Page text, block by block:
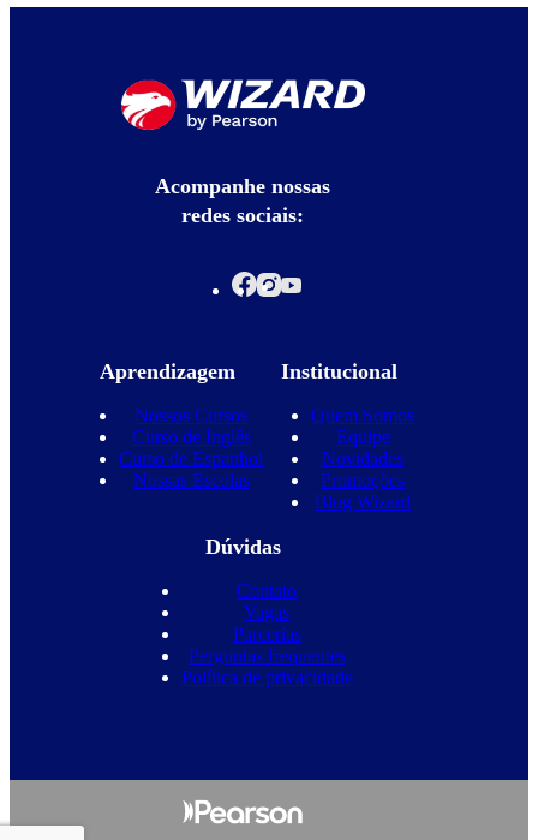
Acompanhe nossas
redes sociais:
Aprendizagem
Nossos Cursos
Curso de Inglês
Curso de Espanhol
Nossas Escolas
Institucional
Quem Somos
Equipe
Novidades
Promoções
Blog Wizard
Dúvidas
Contato
Vagas
Parcerias
Perguntas frequentes
Política de privacidade